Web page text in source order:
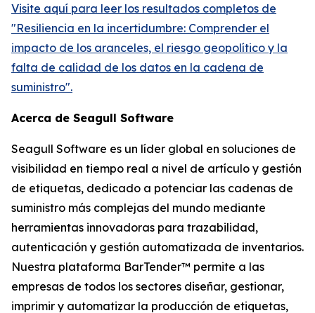
Visite aquí para leer los resultados completos de
"Resiliencia en la incertidumbre: Comprender el
impacto de los aranceles, el riesgo geopolítico y la
falta de calidad de los datos en la cadena de
suministro".
Acerca de Seagull Software
Seagull Software es un líder global en soluciones de
visibilidad en tiempo real a nivel de artículo y gestión
de etiquetas, dedicado a potenciar las cadenas de
suministro más complejas del mundo mediante
herramientas innovadoras para trazabilidad,
autenticación y gestión automatizada de inventarios.
Nuestra plataforma BarTender™ permite a las
empresas de todos los sectores diseñar, gestionar,
imprimir y automatizar la producción de etiquetas,